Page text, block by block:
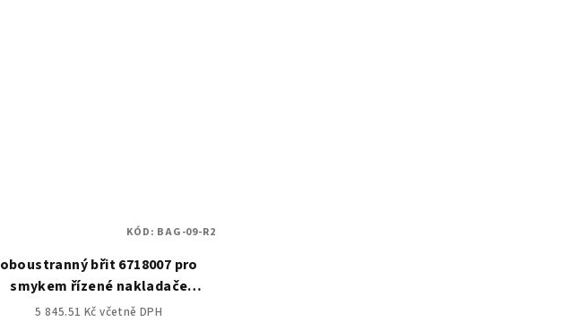
oboustranný břit 6718007 pro
smykem řízené nakladače
BOBCAT
5 845.51 Kč včetně DPH
KÓD: BAG-09-R2